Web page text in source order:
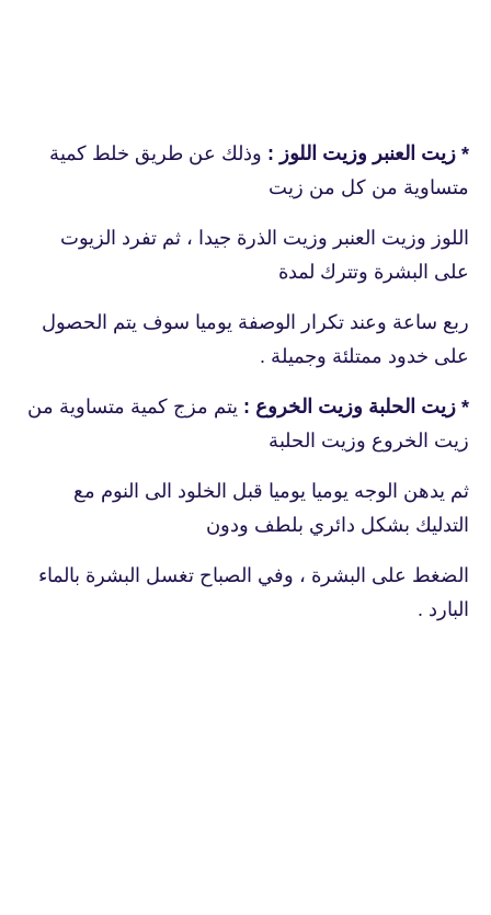
* زيت العنبر وزيت اللوز : وذلك عن طريق خلط كمية
متساوية من كل من زيت
اللوز وزيت العنبر وزيت الذرة جيدا ، ثم تفرد الزيوت
على البشرة وتترك لمدة
ربع ساعة وعند تكرار الوصفة يوميا سوف يتم الحصول
على خدود ممتلئة وجميلة .
* زيت الحلبة وزيت الخروع : يتم مزج كمية متساوية من
زيت الخروع وزيت الحلبة
ثم يدهن الوجه يوميا يوميا قبل الخلود الى النوم مع
التدليك بشكل دائري بلطف ودون
الضغط على البشرة ، وفي الصباح تغسل البشرة بالماء
البارد .